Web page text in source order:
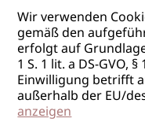
Wir verwenden
gemäß den
erfolgt auf
1 S. 1 lit. a DS-GVO,
Einwilligung betrifft
außerhalb der EU/
anzeigen